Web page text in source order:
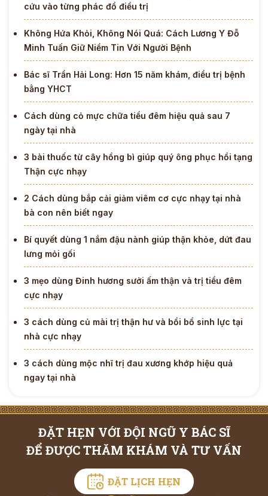
cứu vào từng phác đồ điều trị
Không Hứa Khỏi, Không Nói Quá: Cách Lương Y Đỗ
Minh Tuấn Giữ Niềm Tin Với Người Bệnh
Bác sĩ Trần Hải Long: Hơn 15 năm khám, điều trị bệnh
bằng YHCT
Cách dùng cỏ mực chữa tiểu đêm hiệu quả sau 7
ngày tại nhà
3 bài thuốc từ cây hồng bì giúp quý ông phục hồi tạng
Thận cực nhạy
2 Cách dùng bắp cải giảm viêm cơ cực nhạy tại nhà
bà con nên biết ngay
Bí quyết dùng 1 nắm đậu nành giúp thận khỏe, dứt đau
lưng mỏi gối
3 mẹo dùng Đinh hương sưởi ấm thận và trị tiểu đêm
cực nhạy
3 cách dùng củ mài trị thận hư và bồi bổ sinh lực tại
nhà cực nhạy
3 cách dùng mộc nhĩ trị đau xương khớp hiệu quả
ngay tại nhà
ĐẶT HẸN VỚI ĐỘI NGŨ Y BÁC SĨ
ĐỂ ĐƯỢC THĂM KHÁM VÀ TƯ VẤN
ĐẶT LỊCH HẸN